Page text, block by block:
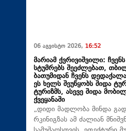
06 აგვისტო 2026, 16:52
მარიამ ქვრივიშვილი:
სტუმრებს შეეძლებათ,
ბათუმიდან ჩვენს
ეს ხელს შეუწყობს შიდა
ტურიზმს, ასევე შიდა
ქვეყანაში
„დიდი მადლობა მინდა
რკინიგზას ამ ძალიან